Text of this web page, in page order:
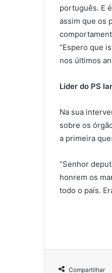
português. E
assim que os
“Espero que
nos últimos
Líder do PS
Na sua
sobre os
a primeira
“Senhor
honrem os
todo o país.
Compartilhar